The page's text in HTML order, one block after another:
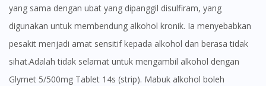
yang sama dengan ubat yang dipanggil disulfiram, yang
digunakan untuk membendung alkohol kronik. Ia menyebabkan
pesakit menjadi amat sensitif kepada alkohol dan berasa tidak
sihat.Adalah tidak selamat untuk mengambil alkohol dengan
Glymet 5/500mg Tablet 14s (strip). Mabuk alkohol boleh